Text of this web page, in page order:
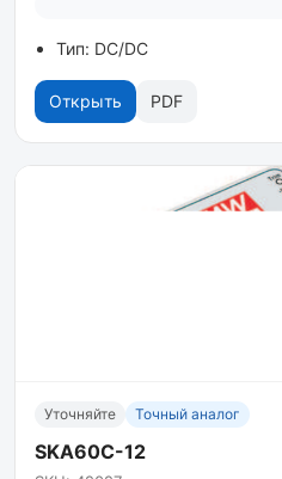
Тип: DC/DC
Открыть PDF
Уточняйте Точный аналог
SKA60C-12